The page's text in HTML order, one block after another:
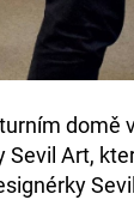
domě
Art,